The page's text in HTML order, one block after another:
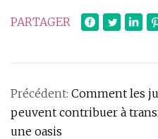
PARTAGER
Précédent: Comment les
peuvent contribuer à
une oasis